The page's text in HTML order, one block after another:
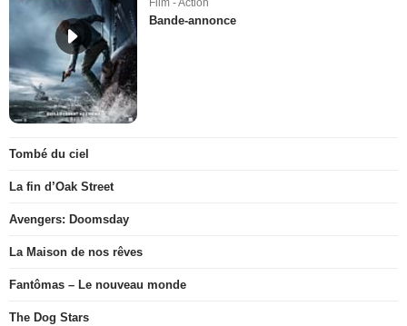
Film - Action
Bande-annonce
Tombé du ciel
La fin d’Oak Street
Avengers: Doomsday
La Maison de nos rêves
Fantômas – Le nouveau monde
The Dog Stars